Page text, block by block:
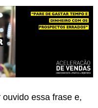
essa frase e,